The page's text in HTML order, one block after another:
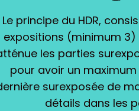
Le principe du HDR,
expositions (minimum
les parties
pour avoir un
surexposée de
détails dans les